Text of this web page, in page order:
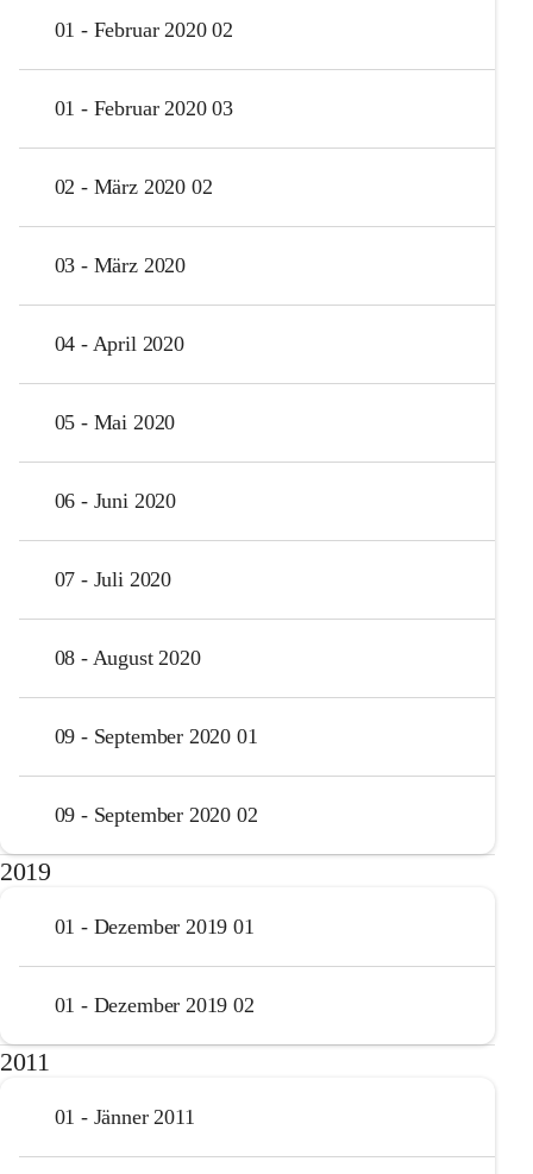
01 - Februar 2020 02
01 - Februar 2020 03
02 - März 2020 02
03 - März 2020
04 - April 2020
05 - Mai 2020
06 - Juni 2020
07 - Juli 2020
08 - August 2020
09 - September 2020 01
09 - September 2020 02
2019
01 - Dezember 2019 01
01 - Dezember 2019 02
2011
01 - Jänner 2011